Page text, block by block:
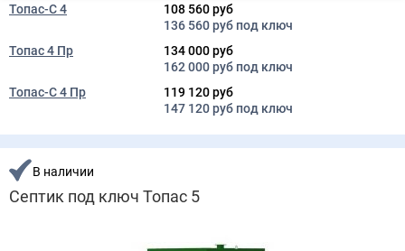
Топас-С 4
108 560 руб
136 560 руб под ключ
Топас 4 Пр
134 000 руб
162 000 руб под ключ
Топас-С 4 Пр
119 120 руб
147 120 руб под ключ
В наличии
Септик под ключ Топас 5